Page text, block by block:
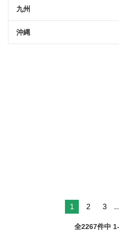
九州
沖縄
1 2 3 ...
全2267件中